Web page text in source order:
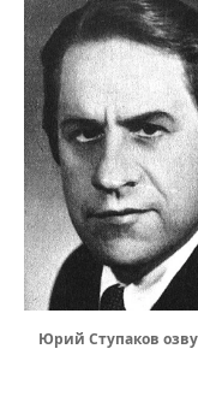
Юрий Ступаков